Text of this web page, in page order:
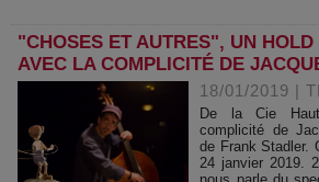
"CHOSES ET AUTRES", UN HOLD
AVEC LA COMPLICITÉ DE
18/01/2019 |
De la Cie
complicité de
de Frank Stadler.
24 janvier 2019.